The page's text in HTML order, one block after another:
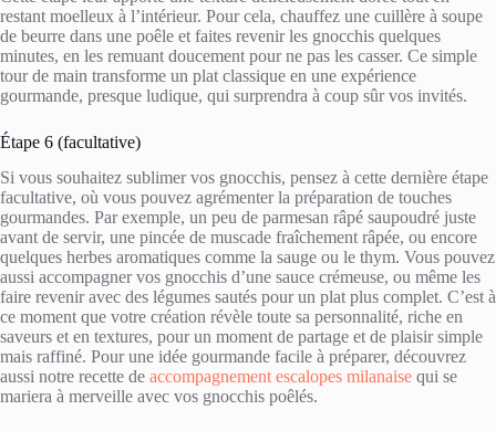
restant moelleux à l’intérieur. Pour cela, chauffez une cuillère à soupe
de beurre dans une poêle et faites revenir les gnocchis quelques
minutes, en les remuant doucement pour ne pas les casser. Ce simple
tour de main transforme un plat classique en une expérience
gourmande, presque ludique, qui surprendra à coup sûr vos invités.
Étape 6 (facultative)
Si vous souhaitez sublimer vos gnocchis, pensez à cette dernière étape
facultative, où vous pouvez agrémenter la préparation de touches
gourmandes. Par exemple, un peu de parmesan râpé saupoudré juste
avant de servir, une pincée de muscade fraîchement râpée, ou encore
quelques herbes aromatiques comme la sauge ou le thym. Vous pouvez
aussi accompagner vos gnocchis d’une sauce crémeuse, ou même les
faire revenir avec des légumes sautés pour un plat plus complet. C’est à
ce moment que votre création révèle toute sa personnalité, riche en
saveurs et en textures, pour un moment de partage et de plaisir simple
mais raffiné. Pour une idée gourmande facile à préparer, découvrez
aussi notre recette de accompagnement escalopes milanaise qui se
mariera à merveille avec vos gnocchis poêlés.